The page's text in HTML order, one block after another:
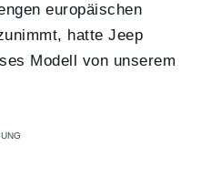
europäischen
hatte Jeep
Modell von unserem